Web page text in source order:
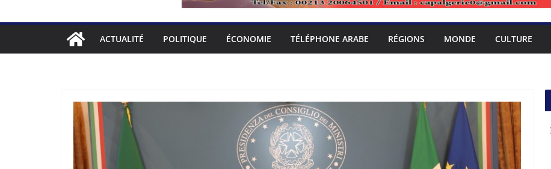
ACTUALITÉ POLITIQUE ÉCONOMIE TÉLÉPHONE ARABE RÉGIONS MONDE CULTURE